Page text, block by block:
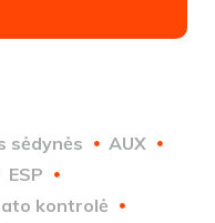
sėdynės
AUX
ESP
kontrolė